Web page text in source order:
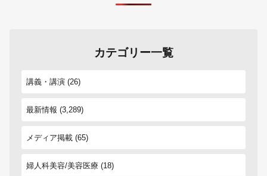
カテゴリー一覧
講義・講演 (26)
最新情報 (3,289)
メディア掲載 (65)
婦人科美容/美容医療 (18)